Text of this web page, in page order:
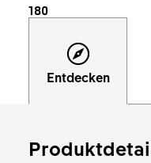
180
Entdecken